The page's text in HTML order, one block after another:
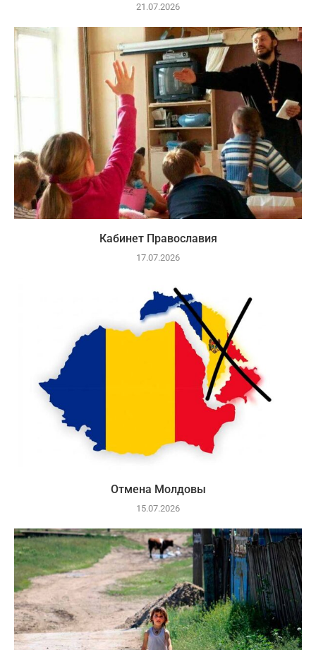
21.07.2026
Кабинет Православия
17.07.2026
Отмена Молдовы
15.07.2026